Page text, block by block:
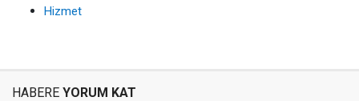
Hizmet
HABERE YORUM KAT